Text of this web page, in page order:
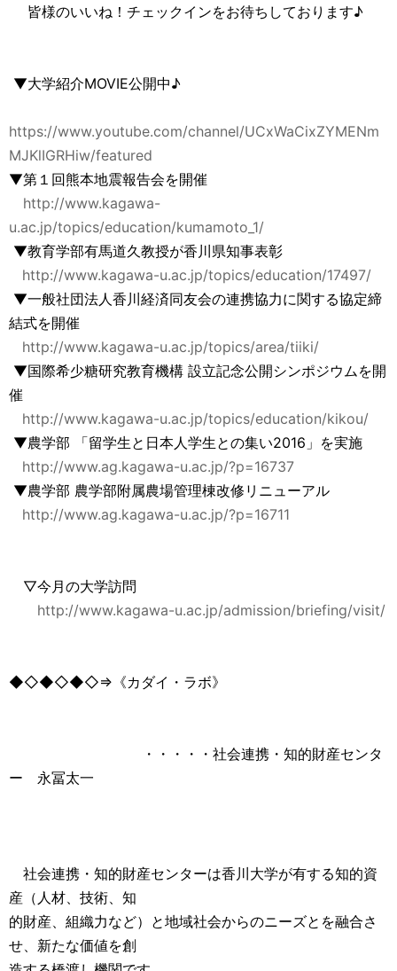
皆様のいいね！チェックインをお待ちしております♪
▼大学紹介MOVIE公開中♪
https://www.youtube.com/channel/UCxWaCixZYMENm
MJKlIGRHiw/featured
▼第１回熊本地震報告会を開催
http://www.kagawa-
u.ac.jp/topics/education/kumamoto_1/
▼教育学部有馬道久教授が香川県知事表彰
http://www.kagawa-u.ac.jp/topics/education/17497/
▼一般社団法人香川経済同友会の連携協力に関する協定締
結式を開催
http://www.kagawa-u.ac.jp/topics/area/tiiki/
▼国際希少糖研究教育機構 設立記念公開シンポジウムを開
催
http://www.kagawa-u.ac.jp/topics/education/kikou/
▼農学部 「留学生と日本人学生との集い2016」を実施
http://www.ag.kagawa-u.ac.jp/?p=16737
▼農学部 農学部附属農場管理棟改修リニューアル
http://www.ag.kagawa-u.ac.jp/?p=16711
▽今月の大学訪問
http://www.kagawa-u.ac.jp/admission/briefing/visit/
◆◇◆◇◆◇⇒《カダイ・ラボ》
・・・・・社会連携・知的財産センタ
ー 永冨太一
社会連携・知的財産センターは香川大学が有する知的資
産（人材、技術、知
的財産、組織力など）と地域社会からのニーズとを融合さ
せ、新たな価値を創